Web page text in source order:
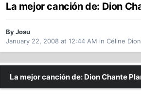
La mejor canción de: Dion
By Josu
January 22, 2008 at 12:44 AM in Céline
La mejor canción de: Dion Chante